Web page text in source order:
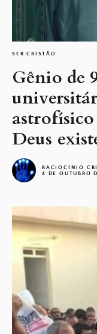
SER CRISTÃO
Gênio de
Deus
RACIOCÍNIO
4 DE OUTUBRO